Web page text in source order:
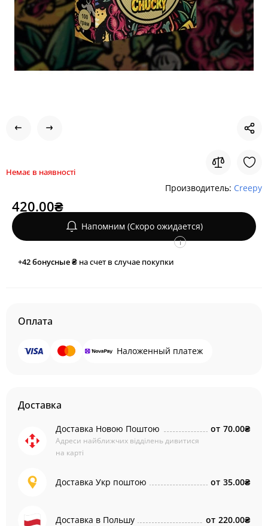
Немає в наявності
Производитель: Creepy
420.00₴
Напомним (Скоро ожидается)
+42бонусные ₴ на счет в случае покупки
i
Оплата
Наложенный платеж
Доставка
Доставка Новою Поштою
Адреси найближчих відділень дивитися
на карті
от 70.00₴
Доставка Укр поштою от 35.00₴
Доставка в Польшу от 220.00₴